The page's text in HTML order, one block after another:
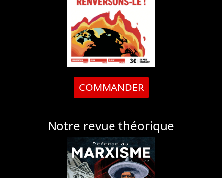
COMMANDER
Notre revue théorique